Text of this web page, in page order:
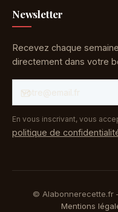
Newsletter
Recevez chaque
directement dans votre
En vous inscrivant, vous
politique de
© Alabonnerecette.fr
Mentions